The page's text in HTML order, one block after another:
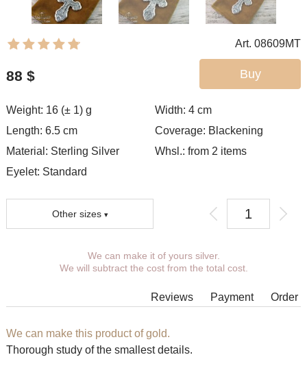
Art. 08609MT
Buy
88 $
Weight: 16 (± 1) g Width: 4 cm
Length: 6.5 cm
Coverage: Blackening
Material: Sterling Silver
Whsl.: from 2 items
Eyelet: Standard
Other sizes
You can choose coverage, eyelet.
Additional wishes you can specify in the comments when
In some models of suspensions it is not possible to expand the
contact You.
Any pendant can be supplemented with an eyelet of the
We can make it of yours silver.
We will subtract the cost from the total cost.
Reviews Order
Payment
We can make this product of gold.
Thorough study of the smallest details.